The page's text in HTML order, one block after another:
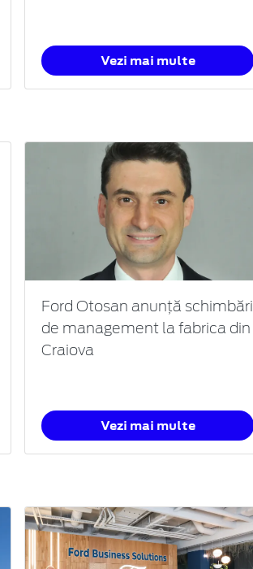
Vezi mai multe
Ford Otosan anunță schimbări
de management la fabrica din
Craiova
Vezi mai multe